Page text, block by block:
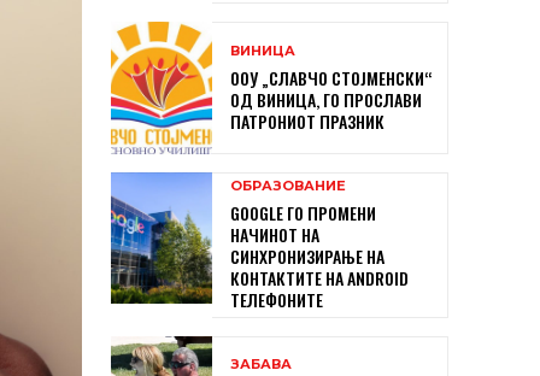
ВИНИЦА
ООУ „СЛАВЧО СТОЈМЕНСКИ“
ОД ВИНИЦА, ГО ПРОСЛАВИ
ПАТРОНИОТ ПРАЗНИК
ОБРАЗОВАНИЕ
GOOGLE ГО ПРОМЕНИ
НАЧИНОТ НА
СИНХРОНИЗИРАЊЕ НА
КОНТАКТИТЕ НА ANDROID
ТЕЛЕФОНИТЕ
ЗАБАВА